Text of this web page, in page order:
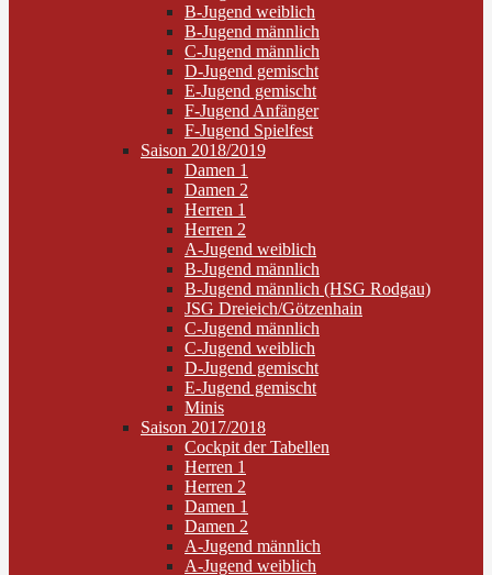
B-Jugend weiblich
B-Jugend männlich
C-Jugend männlich
D-Jugend gemischt
E-Jugend gemischt
F-Jugend Anfänger
F-Jugend Spielfest
Saison 2018/2019
Damen 1
Damen 2
Herren 1
Herren 2
A-Jugend weiblich
B-Jugend männlich
B-Jugend männlich (HSG Rodgau)
JSG Dreieich/Götzenhain
C-Jugend männlich
C-Jugend weiblich
D-Jugend gemischt
E-Jugend gemischt
Minis
Saison 2017/2018
Cockpit der Tabellen
Herren 1
Herren 2
Damen 1
Damen 2
A-Jugend männlich
A-Jugend weiblich